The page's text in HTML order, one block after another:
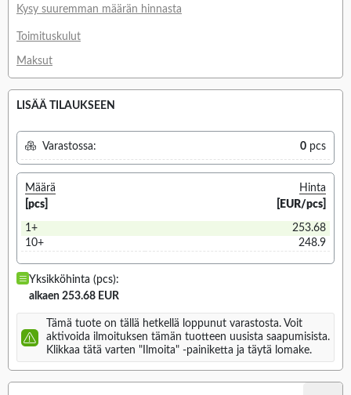
Kysy suuremman määrän hinnasta
Toimituskulut
Maksut
LISÄÄ TILAUKSEEN
Varastossa: 0 pcs
Määrä
[pcs]
Hinta
[EUR/pcs]
1+
253.68
10+
248.9
Yksikköhinta (pcs):
alkaen 253.68 EUR
Tämä tuote on tällä hetkellä loppunut varastosta. Voit
aktivoida ilmoituksen tämän tuotteen uusista saapumisista.
Klikkaa tätä varten "Ilmoita" -painiketta ja täytä lomake.